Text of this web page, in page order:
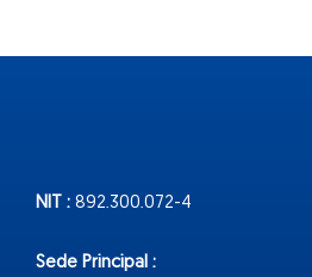
NIT : 892.300.072-4
Sede Principal :